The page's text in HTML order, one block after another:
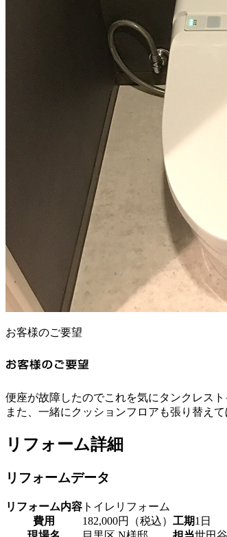
お客様のご要望
便座が故障したのでこれを気にタンクレス
また、一緒にクッションフロアも張り替えて
リフォーム詳細
リフォームデータ
リフォーム内容 トイレリフォーム
費用
182,000円（税込） 工期1日